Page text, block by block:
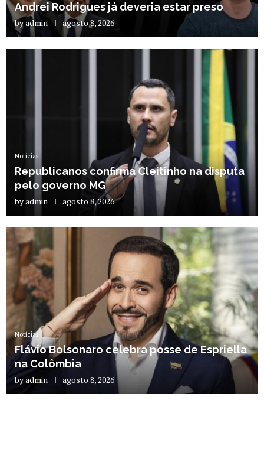
Andrei Rodrigues já deveria estar preso
byadmin agosto 8, 2026
Notícias
Republicanos confirma Cleitinho na disputa
pelo governo MG
byadmin agosto 8, 2026
Notícias
Flávio Bolsonaro celebra posse de Espriella
na Colômbia
byadmin agosto 8, 2026